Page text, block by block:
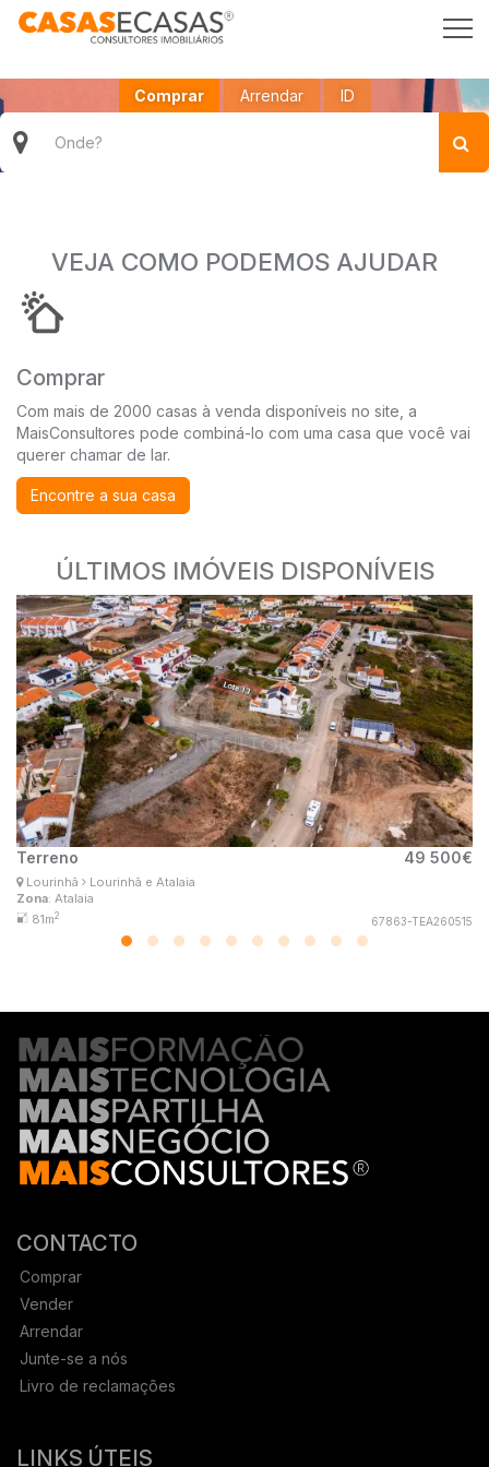
Comprar Arrendar ID
VEJA COMO PODEMOS AJUDAR
Comprar
Com mais de 2000 casas à venda disponíveis no site, a
MaisConsultores pode combiná-lo com uma casa que você vai
querer chamar de lar.
Encontre a sua casa
ÚLTIMOS IMÓVEIS DISPONÍVEIS
Terreno 49 500€
Lourinhã
Lourinhã e Atalaia
Zona: Atalaia
81m2 67863-TEA260515
Consultor Imobiliário
CONTACTO
Comprar
Vender
Arrendar
Junte-se a nós
Livro de reclamações
LINKS ÚTEIS